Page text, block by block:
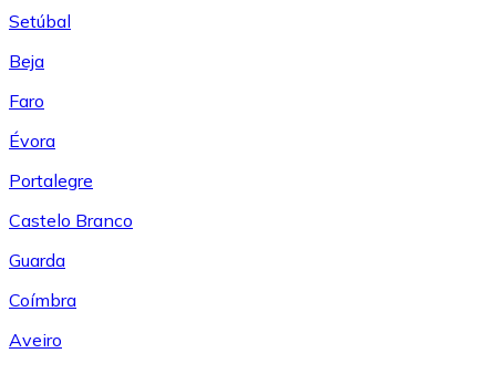
Setúbal
Beja
Faro
Évora
Portalegre
Castelo Branco
Guarda
Coímbra
Aveiro